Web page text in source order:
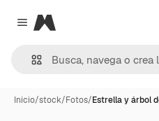
Close menu
Magnific
Inicio/stock/Fotos/Estrella y árbol